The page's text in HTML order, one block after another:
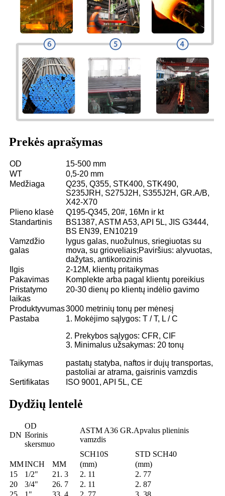
Prekės aprašymas
OD
15-500 mm
WT
0,5-20 mm
Medžiaga
Q235, Q355, STK400, STK490,
S235JRH, S275J2H, S355J2H, GR.A/B,
X42-X70
Plieno klasė
Q195-Q345, 20#, 16Mn ir kt
Standartinis
BS1387, ASTM A53, API 5L, JIS G3444,
BS EN39, EN10219
Vamzdžio
galas
lygus galas, nuožulnus, sriegiuotas su
mova, su grioveliais;Paviršius: alyvuotas,
dažytas, antikorozinis
Ilgis
2-12M, klientų pritaikymas
Pakavimas
Komplekte arba pagal klientų poreikius
Pristatymo
laikas
20-30 dienų po klientų indėlio gavimo
Produktyvumas3000 metrinių tonų per mėnesį
Pastaba
1. Mokėjimo sąlygos: T / T, L / C
2. Prekybos sąlygos: CFR, CIF
3. Minimalus užsakymas: 20 tonų
Taikymas
pastatų statyba, naftos ir dujų transportas,
pastoliai ar atrama, gaisrinis vamzdis
Sertifikatas
ISO 9001, API 5L, CE
Dydžių lentelė
DN
OD
Išorinis
skersmuo
ASTM A36 GR.Apvalus plieninis
vamzdis
SCH10S
STD SCH40
MMINCH MM (mm)
(mm)
15
1/2" 21. 3 2. 11
2. 77
20
3/4" 26. 7 2. 11
2. 87
25
1" 33. 4 2. 77
3. 38